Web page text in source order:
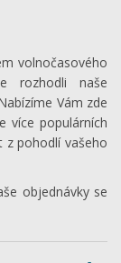
volnočasového
rozhodli naše
Vám zde
více populárních
pohodlí vašeho
objednávky se